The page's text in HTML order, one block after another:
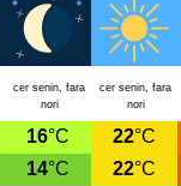
cer senin, fara
nori
cer senin, fara
nori
16°C 22°C
14°C 22°C